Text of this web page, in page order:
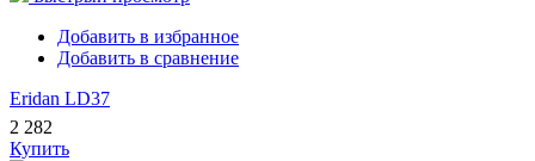
Добавить в избранное
Добавить в сравнение
Eridan LD37
2 282
Купить